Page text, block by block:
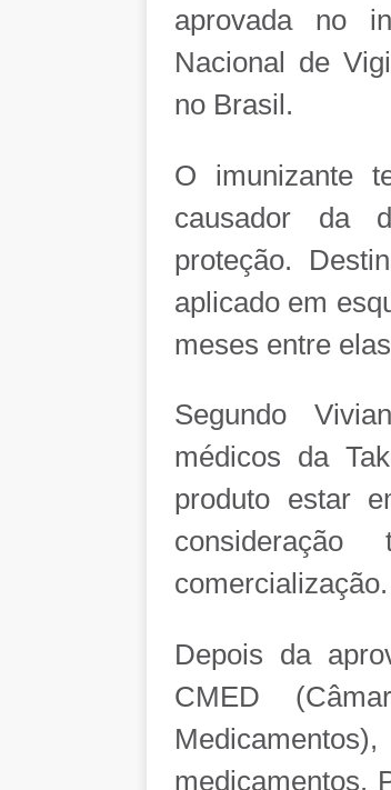
aprovada no
Nacional de
no Brasil.
O imunizante
causador da
proteção.
aplicado em
meses entre
Segundo
médicos da
produto estar
comercialização.
Depois da
CMED
medicamentos.